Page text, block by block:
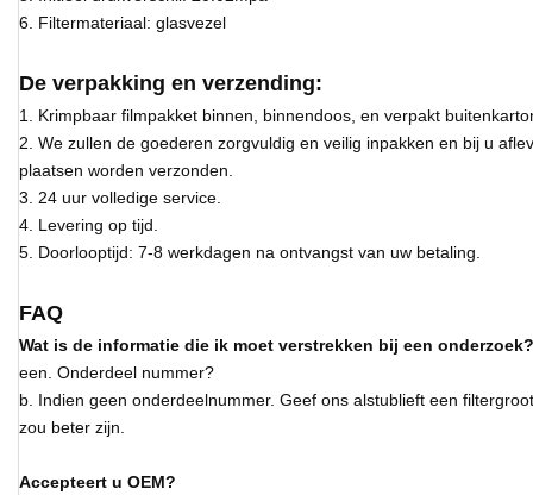
6. Filtermateriaal: glasvezel
De verpakking en verzending:
1. Krimpbaar filmpakket binnen, binnendoos, en verpakt
2. We zullen de goederen zorgvuldig en veilig inpakken en bij u
plaatsen worden verzonden.
3. 24 uur volledige service.
4. Levering op tijd.
5. Doorlooptijd: 7-8 werkdagen na ontvangst van uw betaling.
FAQ
Wat is de informatie die ik moet verstrekken bij een onderzoek?
een. Onderdeel nummer?
b. Indien geen onderdeelnummer. Geef ons alstublieft een
zou beter zijn.
Accepteert u OEM?